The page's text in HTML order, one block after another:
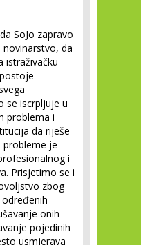
SoJo zapravo
da
istraživačku
se iscrpljuje u
problema i
da riješe
probleme je
i
Prisjetimo se i
zbog
onih
pojedinih
usmjerava